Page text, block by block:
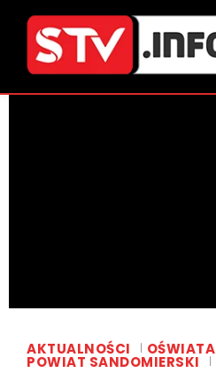
AKTUALNOŚCI OŚWIATA
POWIAT SANDOMIERSKI